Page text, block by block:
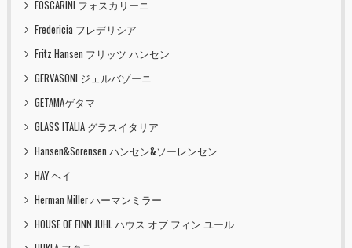
FOSCARINI フォスカリーニ
Fredericia フレデリシア
Fritz Hansen フリッツ ハンセン
GERVASONI ジェルバゾーニ
GETAMAゲタマ
GLASS ITALIA グラスイタリア
Hansen&Sorensen ハンセン&ソーレンセン
HAY ヘイ
Herman Miller ハーマンミラー
HOUSE OF FINN JUHL ハウス オブ フィン ユール